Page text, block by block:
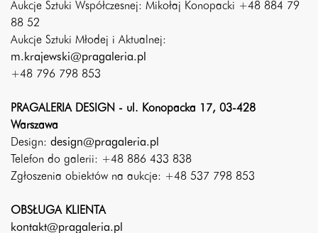
Aukcje Sztuki Współczesnej: Mikołaj Konopacki +48 884 79
88 52
Aukcje Sztuki Młodej i Aktualnej:
m.krajewski@pragaleria.pl
+48 796 798 853
PRAGALERIA DESIGN - ul. Konopacka 17, 03-428
Warszawa
Design: design@pragaleria.pl
Telefon do galerii: +48 886 433 838
Zgłoszenia obiektów na aukcje: +48 537 798 853
OBSŁUGA KLIENTA
kontakt@pragaleria.pl